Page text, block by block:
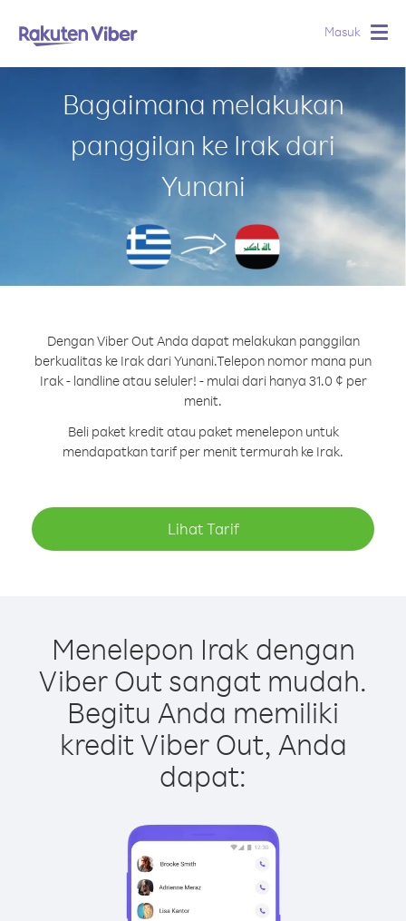
Masuk
Bagaimana melakukan
panggilan ke Irak dari
Yunani
Dengan Viber Out Anda dapat melakukan panggilan
berkualitas ke Irak dari Yunani.Telepon nomor mana pun
Irak - landline atau seluler! - mulai dari hanya 31.0 ¢ per
menit.
Beli paket kredit atau paket menelepon untuk
mendapatkan tarif per menit termurah ke Irak.
Lihat Tarif
Menelepon Irak dengan
Viber Out sangat mudah.
Begitu Anda memiliki
kredit Viber Out, Anda
dapat: